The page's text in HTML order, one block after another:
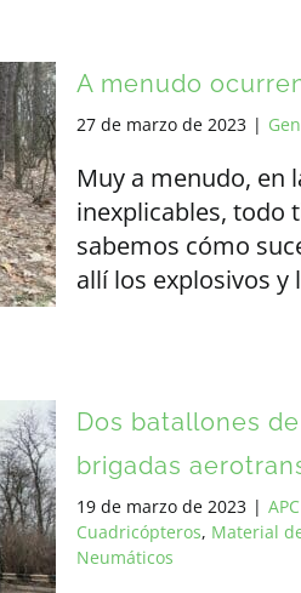
A menudo
27 de marzo de 2023 |
Muy a menudo, en
inexplicables, todo
sabemos cómo
allí los explosivos
Dos batallones
brigadas
19 de marzo de 2023 |
Cuadricópteros, Material
Neumáticos